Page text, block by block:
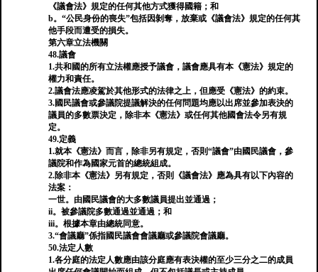
《議會法》規定的任何其他方式獲得國籍；和
b。“公民身份的喪失”包括因剝奪，放棄或《議會法》規定的任何其
他手段而遭受的損失。
第六章立法機關
48.議會
1.共和國的所有立法權應授予議會，議會應具有本《憲法》規定的
權力和責任。
2.議會法應凌駕於其他形式的法律之上，但應受《憲法》的約束。
3.國民議會或參議院提議解決的任何問題均應以出席並參加表決的
議員的多數票決定，除非本《憲法》或任何其他國會法令另有規
定。
49.定義
1.就本《憲法》而言，除非另有規定，否則“議會”由國民議會，參
議院和作為國家元首的總統組成。
2.除非本《憲法》另有規定，否則《議會法》應為具有以下內容的
法案：
一世。由國民議會的大多數議員提出並通過；
ii。被參議院多數通過並通過；和
iii。根據本章由總統同意。
3.“會議廳”係指國民議會會議廳或參議院會議廳。
50.法定人數
1.各分庭的法定人數應由該分庭應有表決權的至少三分之二的成員